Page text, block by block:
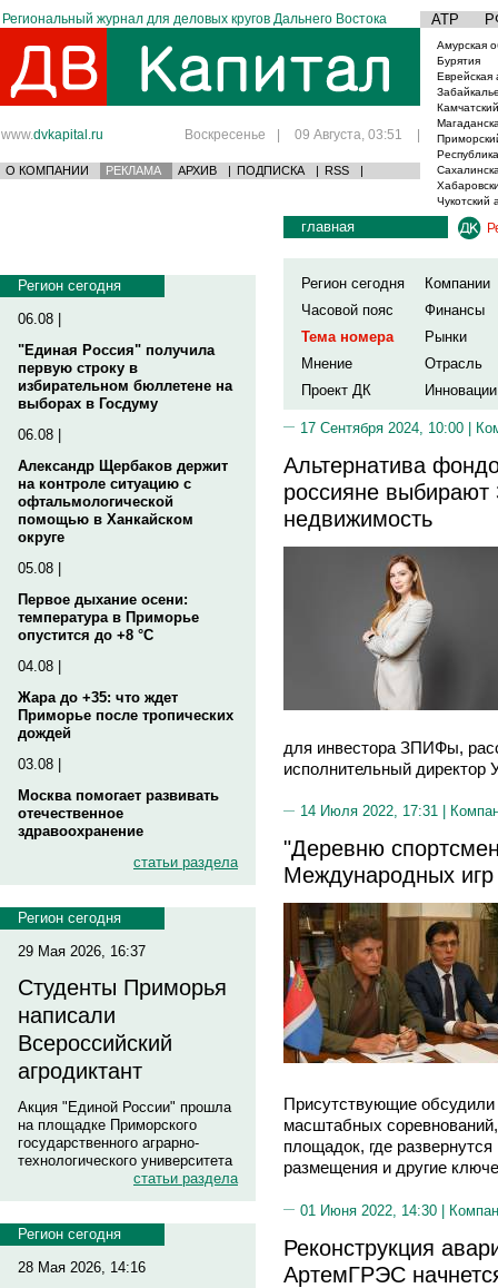
Региональный журнал для деловых кругов Дальнего Востока АТР
www.dvkapital.ru Воскресенье | 09 Августа, 03:51 |
О КОМПАНИИ РЕКЛАМА АРХИВ | ПОДПИСКА | RSS |
Амурская
Бурятия
Еврейская
Чукотский
Регион сегодня
06.08 |
"Единая Россия" получила
первую строку в
избирательном бюллетене на
выборах в Госдуму
06.08 |
Александр Щербаков держит
на контроле ситуацию с
офтальмологической
помощью в Ханкайском
округе
05.08 |
Первое дыхание осени:
температура в Приморье
опустится до +8 °C
04.08 |
Жара до +35: что ждет
Приморье после тропических
дождей
03.08 |
Москва помогает развивать
отечественное
здравоохранение
статьи раздела
Регион сегодня
29 Мая 2026, 16:37
Студенты Приморья
написали
Всероссийский
агродиктант
Акция "Единой России" прошла
на площадке Приморского
государственного аграрно-
технологического университета
статьи раздела
Регион сегодня
28 Мая 2026, 14:16
главная
Регион сегодня
Компании
Часовой пояс
Финансы
Тема номера
Рынки
Мнение
Отрасль
Проект ДК
Инновации
17 Сентября 2024, 10:00 |
Альтернатива
россияне
недвижимость
для инвестора ЗПИФы,
исполнительный
14 Июля 2022, 17:31 |
"Деревню
Международных
Присутствующие
масштабных соревнований,
площадок, где
размещения и другие
01 Июня 2022, 14:30 |
Реконструкция
АртемГРЭС